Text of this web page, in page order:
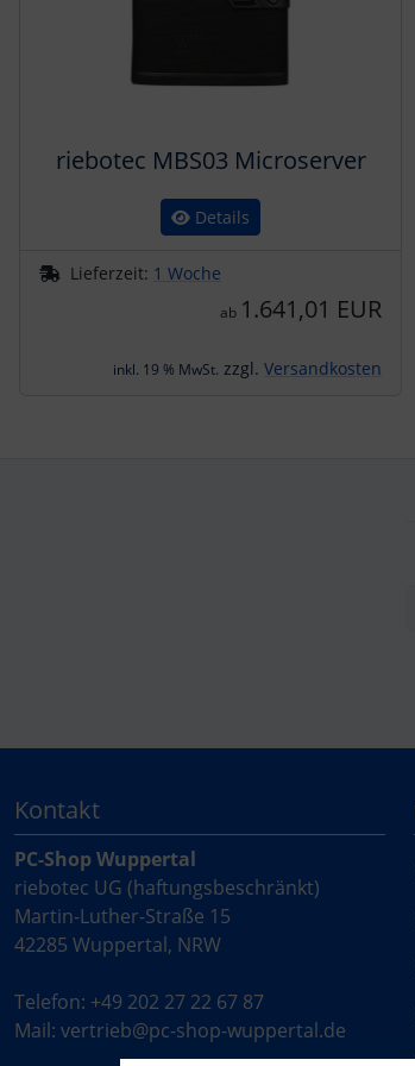
riebotec MBS03 Microserver
Details
Lieferzeit: 1 Woche
ab 1.641,01 EUR
inkl. 19 % MwSt. zzgl. Versandkosten
Kontakt
PC-Shop Wuppertal
riebotec UG (haftungsbeschränkt)
Martin-Luther-Straße 15
42285 Wuppertal, NRW
Telefon: +49 202 27 22 67 87
Mail: vertrieb@pc-shop-wuppertal.de